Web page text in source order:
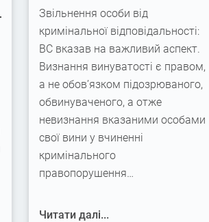
Звільнення особи від
кримінальної відповідальності:
ВС вказав на важливий аспект.
Визнання винуватості є правом,
а не обов’язком підозрюваного,
обвинуваченого, а отже
невизнання вказаними особами
свої вини у вчиненні
кримінального
правопорушення…
Читати далі...